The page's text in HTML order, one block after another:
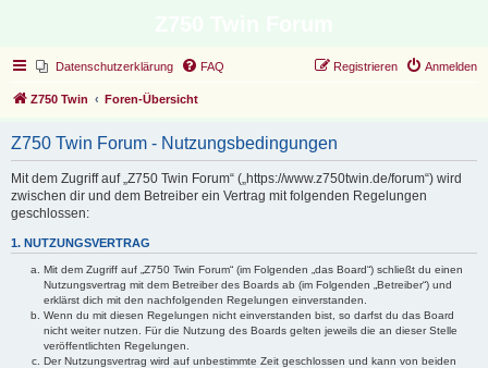
Datenschutzerklärung FAQ Anmelden
Registrieren
Z750 Twin Foren-Übersicht
Z750 Twin Forum - Nutzungsbedingungen
Mit dem Zugriff auf „Z750 Twin Forum“ („https://www.z750twin.de/forum“) wird
zwischen dir und dem Betreiber ein Vertrag mit folgenden Regelungen
geschlossen:
1. NUTZUNGSVERTRAG
Mit dem Zugriff auf „Z750 Twin Forum“ (im Folgenden „das Board“) schließt du einen
Nutzungsvertrag mit dem Betreiber des Boards ab (im Folgenden „Betreiber“) und
erklärst dich mit den nachfolgenden Regelungen einverstanden.
Wenn du mit diesen Regelungen nicht einverstanden bist, so darfst du das Board
nicht weiter nutzen. Für die Nutzung des Boards gelten jeweils die an dieser Stelle
veröffentlichten Regelungen.
Der Nutzungsvertrag wird auf unbestimmte Zeit geschlossen und kann von beiden